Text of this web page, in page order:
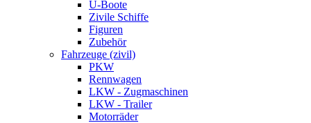
U-Boote
Zivile Schiffe
Figuren
Zubehör
Fahrzeuge (zivil)
PKW
Rennwagen
LKW - Zugmaschinen
LKW - Trailer
Motorräder